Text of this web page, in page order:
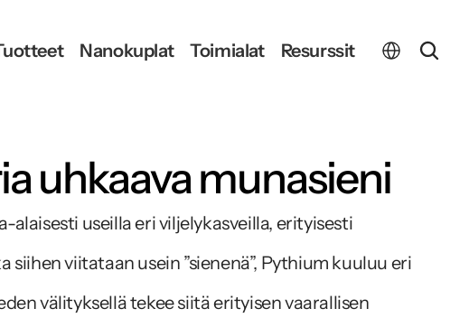
Nanokuplat Toimialat Resurssit
uhkaava munasieni
useilla eri viljelykasveilla, erityisesti
viitataan usein ”sienenä”, Pythium kuuluu eri
välityksellä tekee siitä erityisen vaarallisen